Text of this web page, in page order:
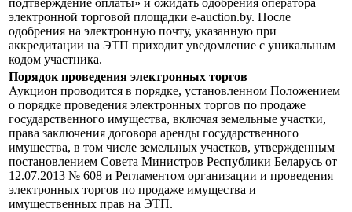
подтверждение оплаты» и ожидать одобрения оператора
электронной торговой площадки e-auction.by. После
одобрения на электронную почту, указанную при
аккредитации на ЭТП приходит уведомление с уникальным
кодом участника.
Порядок проведения электронных торгов
Аукцион проводится в порядке, установленном Положением
о порядке проведения электронных торгов по продаже
государственного имущества, включая земельные участки,
права заключения договора аренды государственного
имущества, в том числе земельных участков, утвержденным
постановлением Совета Министров Республики Беларусь от
12.07.2013 № 608 и Регламентом организации и проведения
электронных торгов по продаже имущества и
имущественных прав на ЭТП.